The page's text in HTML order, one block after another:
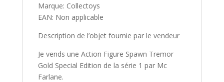
Marque: Collectoys
EAN: Non applicable
Description de l’objet fournie par le vendeur
Je vends une Action Figure Spawn Tremor
Gold Special Edition de la série 1 par Mc
Farlane.